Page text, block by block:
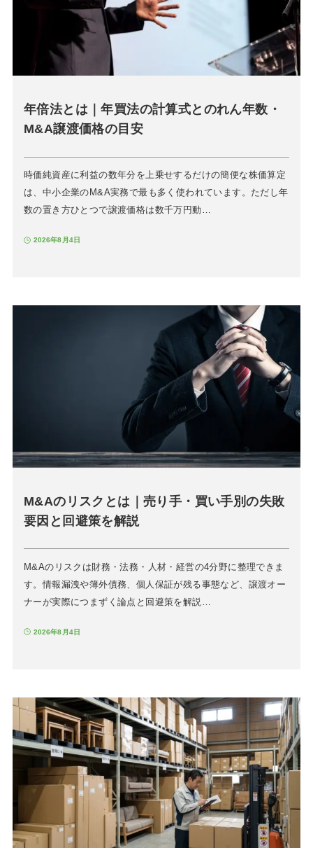
年倍法とは｜年買法の計算式とのれん年数・
M&A譲渡価格の目安
時価純資産に利益の数年分を上乗せするだけの簡便な株価算定
は、中小企業のM&A実務で最も多く使われています。ただし年
数の置き方ひとつで譲渡価格は数千万円動…
2026年8月4日
M&Aのリスクとは｜売り手・買い手別の失敗
要因と回避策を解説
M&Aのリスクは財務・法務・人材・経営の4分野に整理できま
す。情報漏洩や簿外債務、個人保証が残る事態など、譲渡オー
ナーが実際につまずく論点と回避策を解説…
2026年8月4日